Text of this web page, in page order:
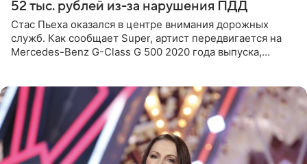
52 тыс. рублей из-за нарушения ПДД
Стас Пьеха оказался в центре внимания дорожных
служб. Как сообщает Super, артист передвигается на
Mercedes-Benz G-Class G 500 2020 года выпуска,